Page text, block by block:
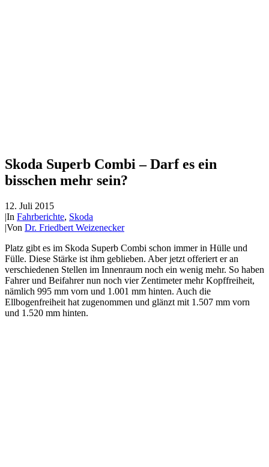
Skoda Superb Combi – Darf es ein
bisschen mehr sein?
12. Juli 2015
|In Fahrberichte, Skoda
|Von Dr. Friedbert Weizenecker
Platz gibt es im Skoda Superb Combi schon immer in Hülle und
Fülle. Diese Stärke ist ihm geblieben. Aber jetzt offeriert er an
verschiedenen Stellen im Innenraum noch ein wenig mehr. So haben
Fahrer und Beifahrer nun noch vier Zentimeter mehr Kopffreiheit,
nämlich 995 mm vorn und 1.001 mm hinten. Auch die
Ellbogenfreiheit hat zugenommen und glänzt mit 1.507 mm vorn
und 1.520 mm hinten.